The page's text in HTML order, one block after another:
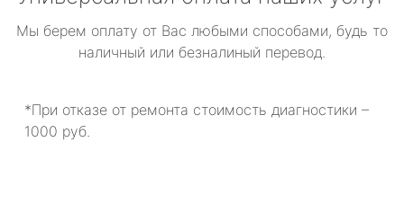
Мы берем оплату от Вас любыми способами, будь то
наличный или безналиный перевод.
*При отказе от ремонта стоимость диагностики –
1000 руб.